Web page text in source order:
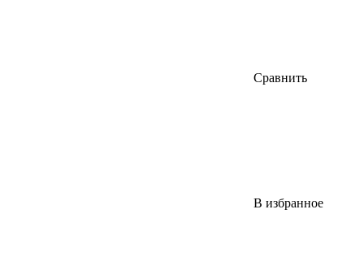
Сравнить
В избранное